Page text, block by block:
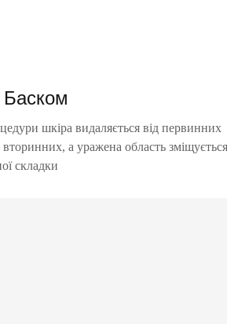
шкіра видаляється від первинних
вторинних, а уражена область зміщується
складки